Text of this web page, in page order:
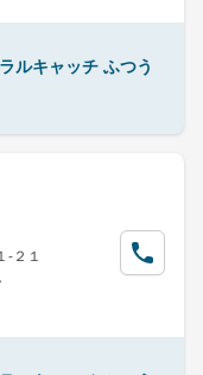
ルキャッチ ふつう
２１